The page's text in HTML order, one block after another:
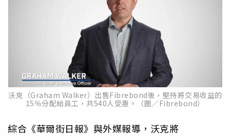
沃克（Graham Walker）出售Fibrebond後，堅持將交易收益的
15％分配給員工，共540人受惠。（圖／Fibrebond）
綜合《華爾街日報》與外媒報導，沃克將